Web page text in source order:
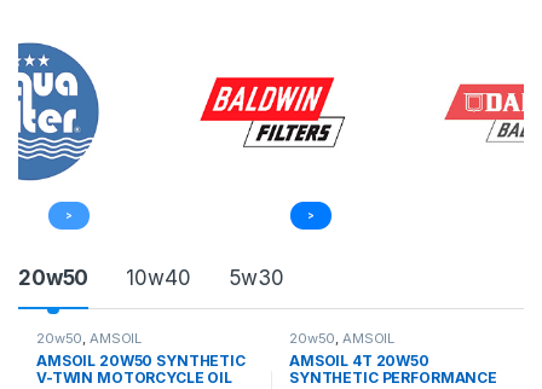
Click Here Click Here
Click Here
>
Click Here
>
P
20w50 10w40 5w30
20w50 AMSOIL
AMSOIL 20W50 SYNTHETIC
V-TWIN MOTORCYCLE OIL
20w50 AMSOIL
AMSOIL 4T 20W50
SYNTHETIC PERFORMANCE